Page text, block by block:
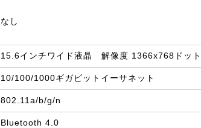
なし
15.6インチワイド液晶 解像度 1366x768ドット
10/100/1000ギガビットイーサネット
802.11a/b/g/n
Bluetooth 4.0